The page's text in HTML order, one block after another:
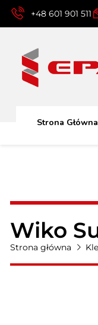
+48 601 901 511
Strona Główna
Wiko
Strona główna